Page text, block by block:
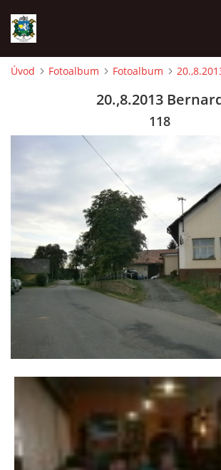
FICHTLCUP
PŘIHLAŠOVACÍ FORMULÁŘ NA
LISTINA PŘIHLÁŠENÝCH ZÁVODNÍKŮ
VÝSLEDKY 19. ROČNÍKU LICOMĚLICKÉHO
SCHŮZE
BRIGÁDY
Úvod Fotoalbum Fotoalbum
20.,8.2013
118